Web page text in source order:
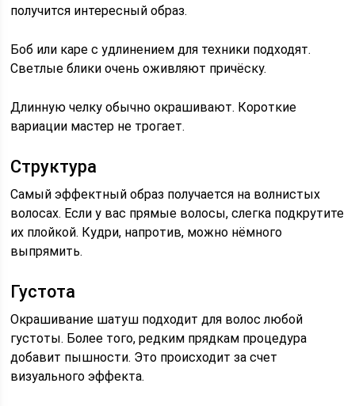
получится интересный образ.
Боб или каре с удлинением для техники подходят.
Светлые блики очень оживляют причёску.
Длинную челку обычно окрашивают. Короткие
вариации мастер не трогает.
Структура
Самый эффектный образ получается на волнистых
волосах. Если у вас прямые волосы, слегка подкрутите
их плойкой. Кудри, напротив, можно нёмного
выпрямить.
Густота
Окрашивание шатуш подходит для волос любой
густоты. Более того, редким прядкам процедура
добавит пышности. Это происходит за счет
визуального эффекта.